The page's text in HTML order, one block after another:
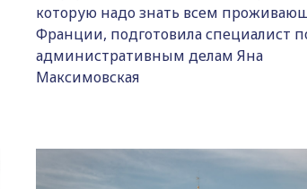
которую надо знать всем
Франции, подготовила специалист
административным делам Яна
Максимовская